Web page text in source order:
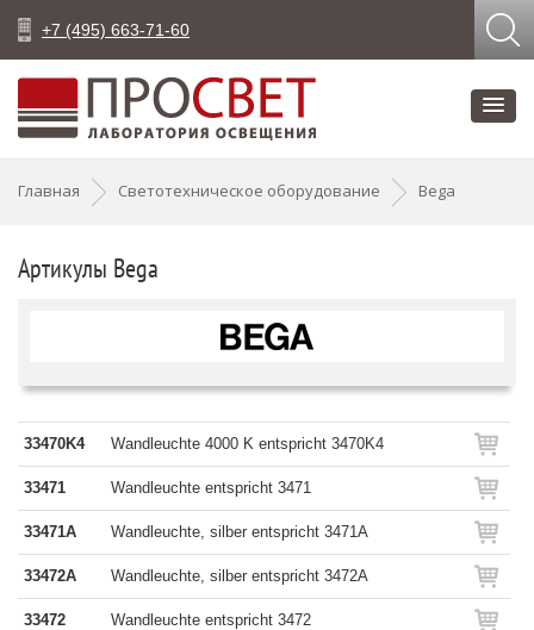
+7 (495) 663-71-60
Главная Светотехническое оборудование Bega
Артикулы Bega
33470K4 Wandleuchte 4000 K entspricht 3470K4
33471 Wandleuchte entspricht 3471
33471A Wandleuchte, silber entspricht 3471A
33472A Wandleuchte, silber entspricht 3472A
33472 Wandleuchte entspricht 3472